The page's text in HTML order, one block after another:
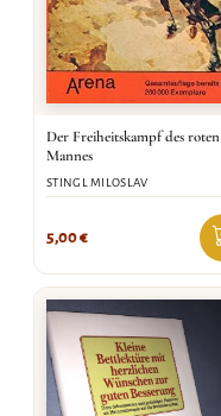
Der Freiheitskampf des roten
Mannes
STINGL MILOSLAV
5,00€